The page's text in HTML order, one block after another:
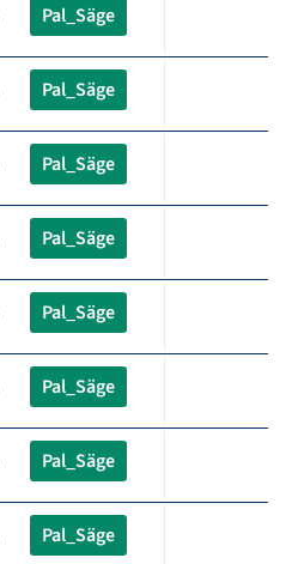
Pal_Säge
Pal_Säge
Pal_Säge
Pal_Säge
Pal_Säge
Pal_Säge
Pal_Säge
Pal_Säge